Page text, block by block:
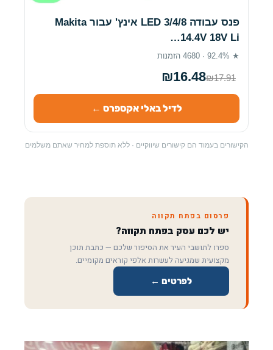
פנס עבודה LED 3/4/8 אינץ' עבור Makita
14.4V 18V Li…
★ 92.4% · 4680 הזמנות
₪16.48₪17.91
לדיל באלי אקספרס ←
הקישורים בעמוד הם קישורים שיווקיים · ללא תוספת למחיר שאתם משלמים
פרסום בפתח תקווה
יש לכם עסק בפתח תקווה?
ספרו לתושבי העיר את הסיפור שלכם — כתבת תוכן
מקצועית שמגיעה לעשרות אלפי קוראים מקומיים.
לפרטים ←